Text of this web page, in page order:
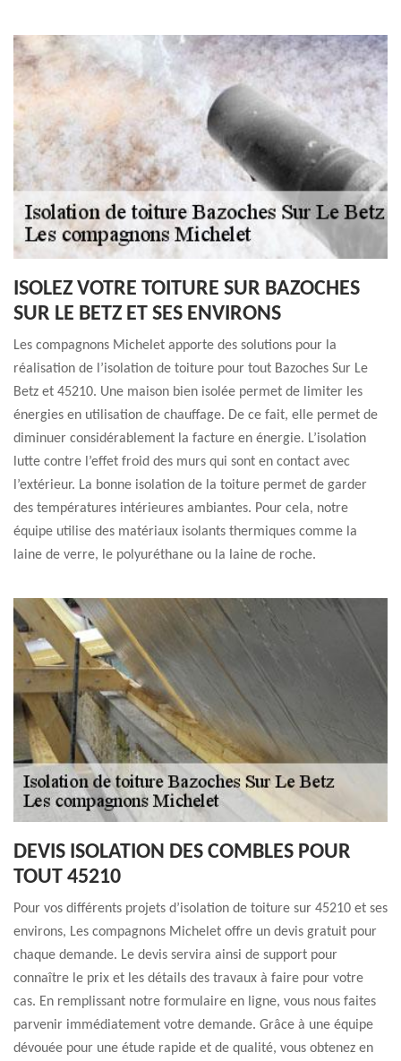
ISOLEZ VOTRE TOITURE SUR BAZOCHES
SUR LE BETZ ET SES ENVIRONS
Les compagnons Michelet apporte des solutions pour la
réalisation de l’isolation de toiture pour tout Bazoches Sur Le
Betz et 45210. Une maison bien isolée permet de limiter les
énergies en utilisation de chauffage. De ce fait, elle permet de
diminuer considérablement la facture en énergie. L’isolation
lutte contre l’effet froid des murs qui sont en contact avec
l’extérieur. La bonne isolation de la toiture permet de garder
des températures intérieures ambiantes. Pour cela, notre
équipe utilise des matériaux isolants thermiques comme la
laine de verre, le polyuréthane ou la laine de roche.
DEVIS ISOLATION DES COMBLES POUR
TOUT 45210
Pour vos différents projets d’isolation de toiture sur 45210 et ses
environs, Les compagnons Michelet offre un devis gratuit pour
chaque demande. Le devis servira ainsi de support pour
connaître le prix et les détails des travaux à faire pour votre
cas. En remplissant notre formulaire en ligne, vous nous faites
parvenir immédiatement votre demande. Grâce à une équipe
dévouée pour une étude rapide et de qualité, vous obtenez en